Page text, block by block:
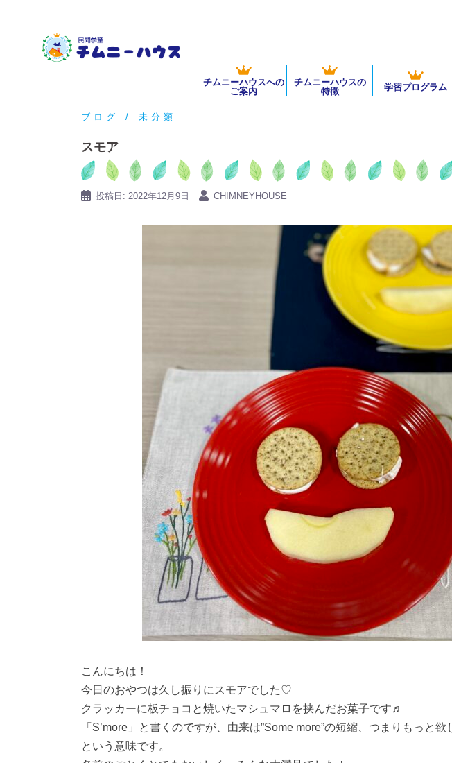
チムニーハウスへの
ご案内
チムニーハウスの
特徴
学習プログラム
ブログ 未分類
スモア
投稿日: 2022年12月9日 CHIMNEYHOUSE
こんにちは！
今日のおやつは久し振りにスモアでした♡
クラッカーに板チョコと焼いたマシュマロを挟んだお菓子です♬
「S’more」と書くのですが、由来は”Some more”の短縮、つまりもっと
という意味です。